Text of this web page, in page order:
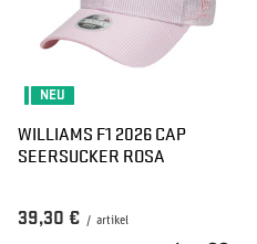
NEU
WILLIAMS F1 2026 CAP
SEERSUCKER ROSA
39,30 € / artikel